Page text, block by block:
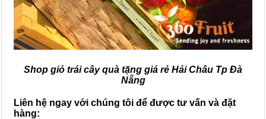
Shop giỏ trái cây quà tặng giá rẻ Hải Châu Tp Đà
Nẵng
Liên hệ ngay với chúng tôi để được tư vấn và đặt
hàng: